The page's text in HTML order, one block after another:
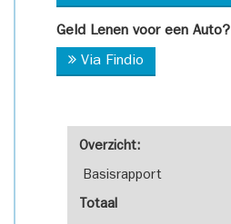
Overzicht:
Basisrapport
Totaal
Geld Lenen voor een Auto?
Via Findio